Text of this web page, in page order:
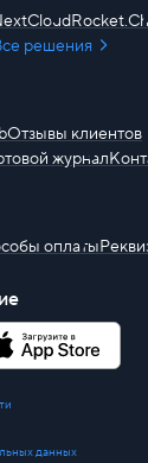
решения
Отзывы клиентов
журнал
оплаты
данных